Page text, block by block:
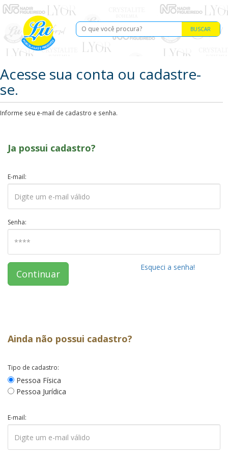
BUSCAR
Acesse sua conta ou cadastre-
se.
Informe seu e-mail de cadastro e senha.
Ja possui cadastro?
E-mail:
Senha:
Continuar
Esqueci a senha!
Ainda não possui cadastro?
Tipo de cadastro:
Pessoa Física
Pessoa Jurídica
E-mail: